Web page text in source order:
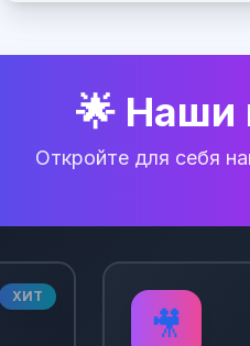
🌟 Наши
Откройте для себя
ХИТ
🎥